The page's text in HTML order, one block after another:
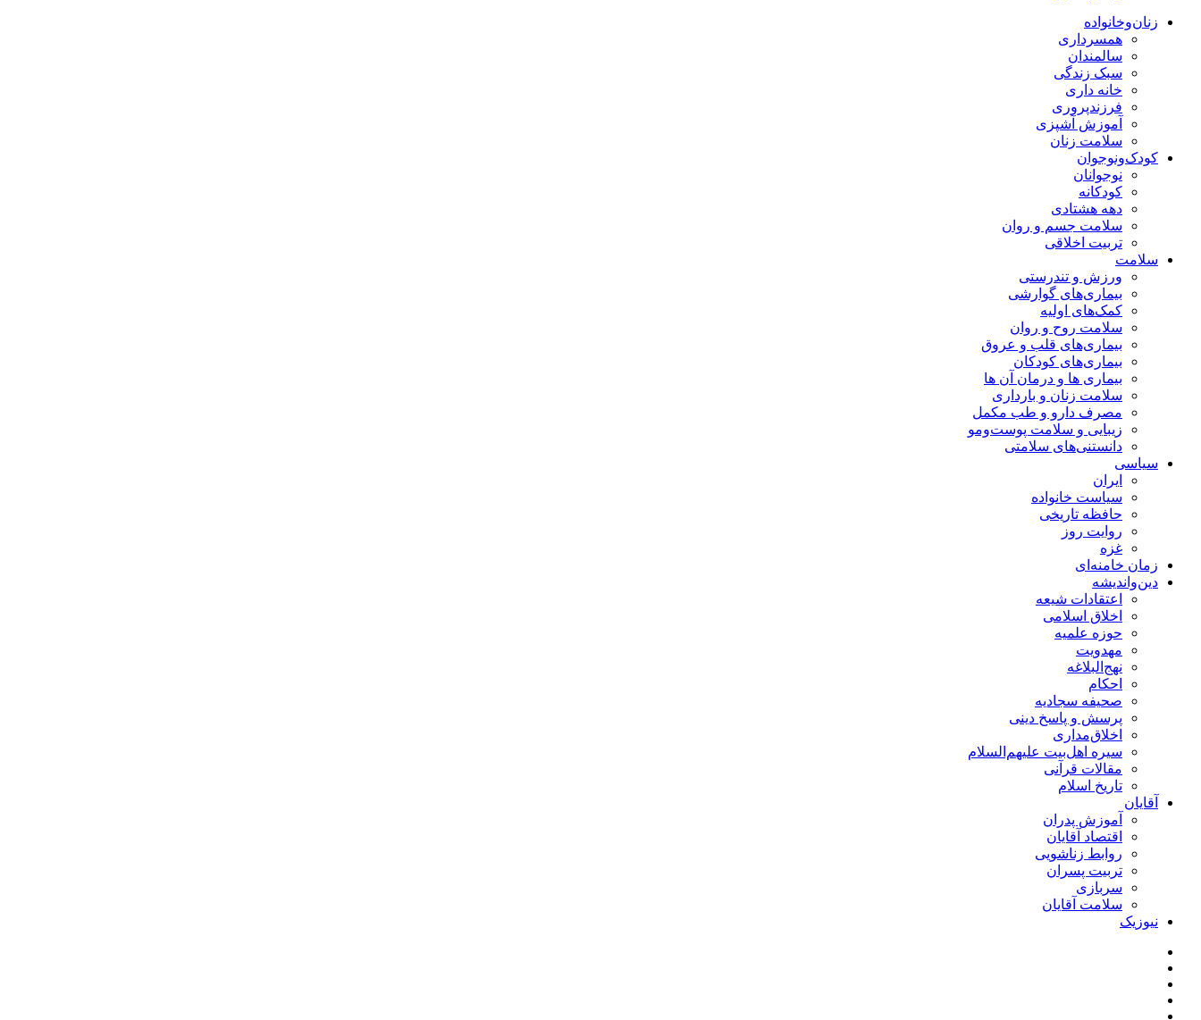
زنان‌وخانواده
همسرداری
سالمندان
سبک زندگی
خانه داری
فرزندپروری
آموزش آشپزی
سلامت زنان
کودک‌ونوجوان
نوجوانان
کودکانه
دهه هشتادی
سلامت جسم و روان
تربیت اخلاقی
سلامت
ورزش و تندرستی
بیماری‌های گوارشی
کمک‌های اولیه
سلامت روح و روان
بیماری‌های قلب و عروق
بیماری‌های کودکان
بیماری ها و درمان آن ها
سلامت زنان و بارداری
مصرف دارو و طب مکمل
زیبایی و سلامت پوست‌ومو
دانستنی‌های سلامتی
سیاسی
ایران
سیاست خانواده
حافظه تاریخی
روایت روز
غزه
زمان خامنه‌ای
دین‌واندیشه
اعتقادات شیعه
اخلاق اسلامی
حوزه علمیه
مهدویت
نهج‌البلاغه
احکام
صحیفه سجادیه
پرسش و پاسخ دینی
اخلاق‌مداری
سیره اهل‌بیت علیهم‌السلام
مقالات قرآنی
تاریخ اسلام
آقایان
آموزش پدران
اقتصاد آقایان
روابط زناشویی
تربیت پسران
سربازی
سلامت آقایان
نیوزیک